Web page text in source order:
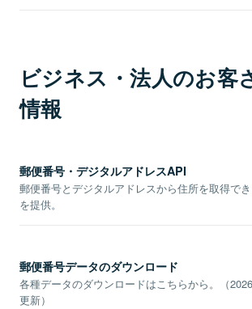
ビジネス・法人のお客
情報
郵便番号・デジタルアドレスAPI
郵便番号とデジタルアドレスから住所を取得で
を提供。
郵便番号データのダウンロード
各種データのダウンロードはこちらから。（
更新）